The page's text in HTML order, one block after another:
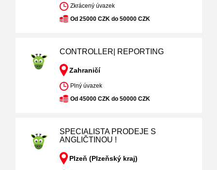
Zkrácený úvazek
Od 25000 CZK do 50000 CZK
CONTROLLER| REPORTING
Zahraničí
Plný úvazek
Od 45000 CZK do 50000 CZK
SPECIALISTA PRODEJE S
ANGLIČTINOU !
Plzeň (Plzeňský kraj)